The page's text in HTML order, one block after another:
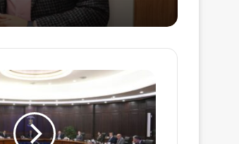
يؤكد
موقف
مصر
الراسخ